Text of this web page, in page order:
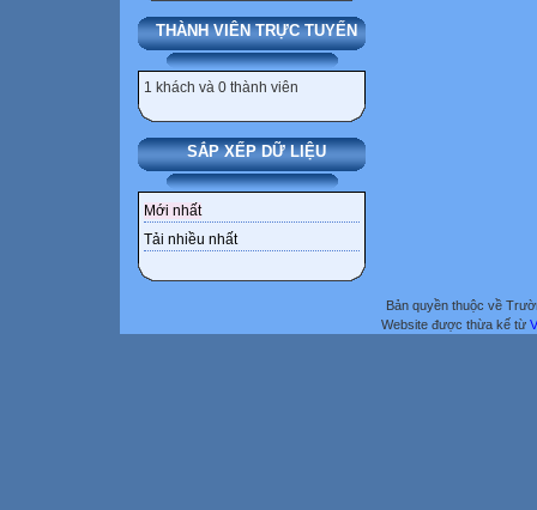
THÀNH VIÊN TRỰC TUYẾN
1 khách và 0 thành viên
SẮP XẾP DỮ LIỆU
Mới nhất
Tải nhiều nhất
Bản quyền thuộc về
Website được thừa kế từ